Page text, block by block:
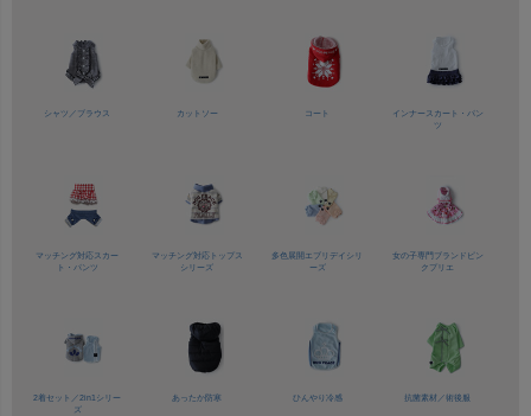
シャツ／ ブラウス カットソー コート
インナースカート・パン
ツ
マッチング対応スカー
ト・パンツ
マッチング対応トップス
シリーズ
多色展開 エブリデイシリ
ーズ
女の子専門ブランド ピン
クプリエ
2着セット／2in1シリー
ズ
あったか防寒 ひんやり冷感 抗菌素材／ 術後服